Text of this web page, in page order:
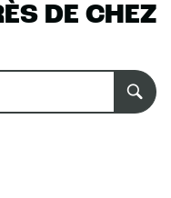
DE CHEZ